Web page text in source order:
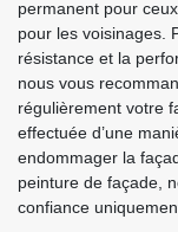
permanent pour
pour les voisinages.
résistance et la
nous vous
régulièrement votre
effectuée d’une
endommager la
peinture de façade,
confiance